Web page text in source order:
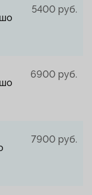
5400 руб.
6900 руб.
7900 руб.